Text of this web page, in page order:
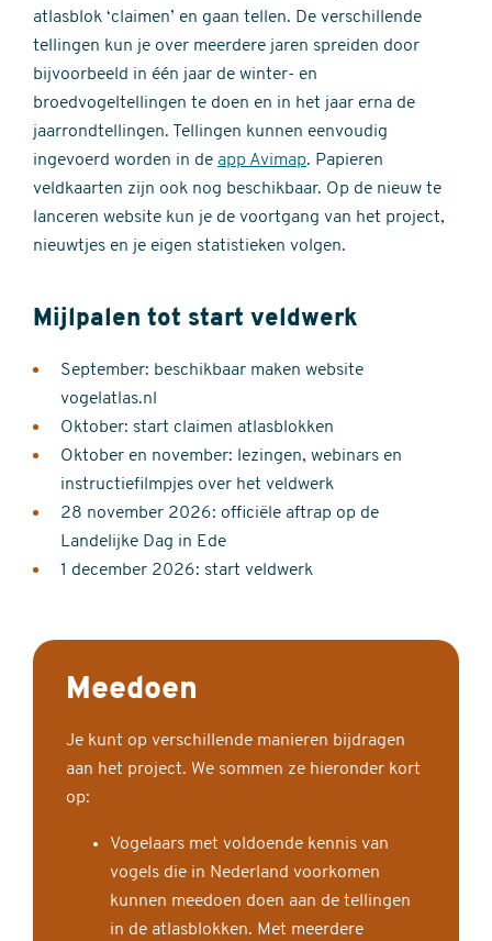
atlasblok ‘claimen’ en gaan tellen. De verschillende
tellingen kun je over meerdere jaren spreiden door
bijvoorbeeld in één jaar de winter- en
broedvogeltellingen te doen en in het jaar erna de
jaarrondtellingen. Tellingen kunnen eenvoudig
ingevoerd worden in de app Avimap. Papieren
veldkaarten zijn ook nog beschikbaar. Op de nieuw te
lanceren website kun je de voortgang van het project,
nieuwtjes en je eigen statistieken volgen.
Mijlpalen tot start veldwerk
September: beschikbaar maken website
vogelatlas.nl
Oktober: start claimen atlasblokken
Oktober en november: lezingen, webinars en
instructiefilmpjes over het veldwerk
28 november 2026: officiële aftrap op de
Landelijke Dag in Ede
1 december 2026: start veldwerk
Meedoen
Je kunt op verschillende manieren bijdragen
aan het project. We sommen ze hieronder kort
op:
Vogelaars met voldoende kennis van
vogels die in Nederland voorkomen
kunnen meedoen doen aan de tellingen
in de atlasblokken. Met meerdere